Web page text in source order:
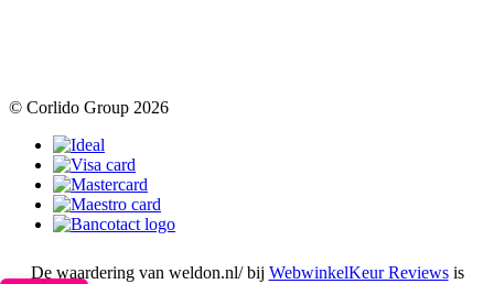
© Corlido Group 2026
De waardering van weldon.nl/ bij WebwinkelKeur Reviewsis